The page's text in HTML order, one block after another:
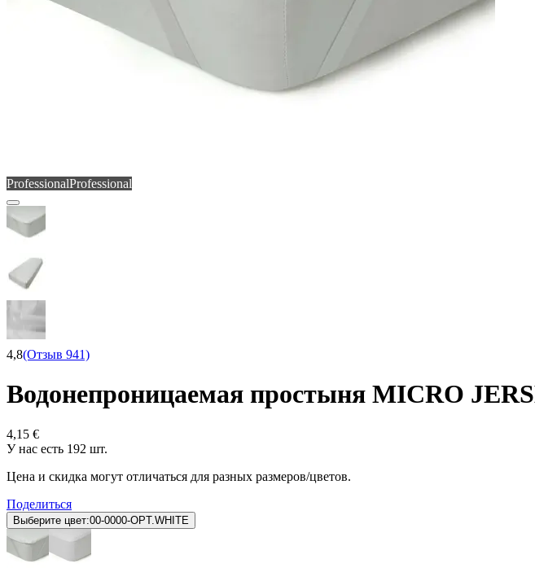
ProfessionalProfessional
4,8(Отзыв 941)
Водонепроницаемая простыня MICRO
4,15 €
У нас есть 192 шт.
Цена и скидка могут отличаться для разных размеров/цветов.
Поделиться
Выберите цвет:00-0000-OPT.WHITE